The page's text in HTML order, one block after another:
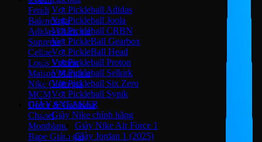
Fendi
Balenciaga
Adidas
Supreme
Celine
Louis Vuitton
Maison Margiela
Nike
MCM
Dolce & Gabbana
Chanel
Montblanc
Bape
Vợt Pickleball Adidas
Vợt Pickleball Joola
Vợt Pickleball CRBN
Vợt PickleBall Gearbox
Vợt PickleBall Head
Vợt Pickleball Proton
Vợt Pickleball Selkirk
Vợt Pickleball Six Zero
Vợt Pickleball Sypik
GIÀY SNEAKER
Giày Nike chính hãng
Giày Nike Air Force 1
Giày Jordan 1 (2025)